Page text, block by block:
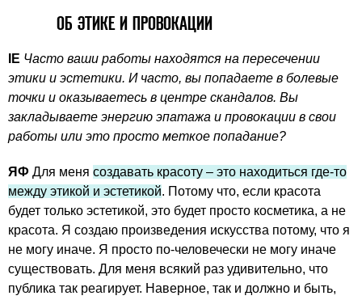
ОБ ЭТИКЕ И ПРОВОКАЦИИ
IE Часто ваши работы находятся на пересечении
этики и эстетики. И часто, вы попадаете в болевые
точки и оказываетесь в центре скандалов. Вы
закладываете энергию эпатажа и провокации в свои
работы или это просто меткое попадание?
ЯФ Для меня создавать красоту – это находиться где-то
между этикой и эстетикой. Потому что, если красота
будет только эстетикой, это будет просто косметика, а не
красота. Я создаю произведения искусства потому, что я
не могу иначе. Я просто по-человечески не могу иначе
существовать. Для меня всякий раз удивительно, что
публика так реагирует. Наверное, так и должно и быть,